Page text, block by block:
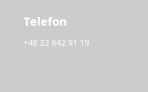
Telefon
+48 22 642 91 19